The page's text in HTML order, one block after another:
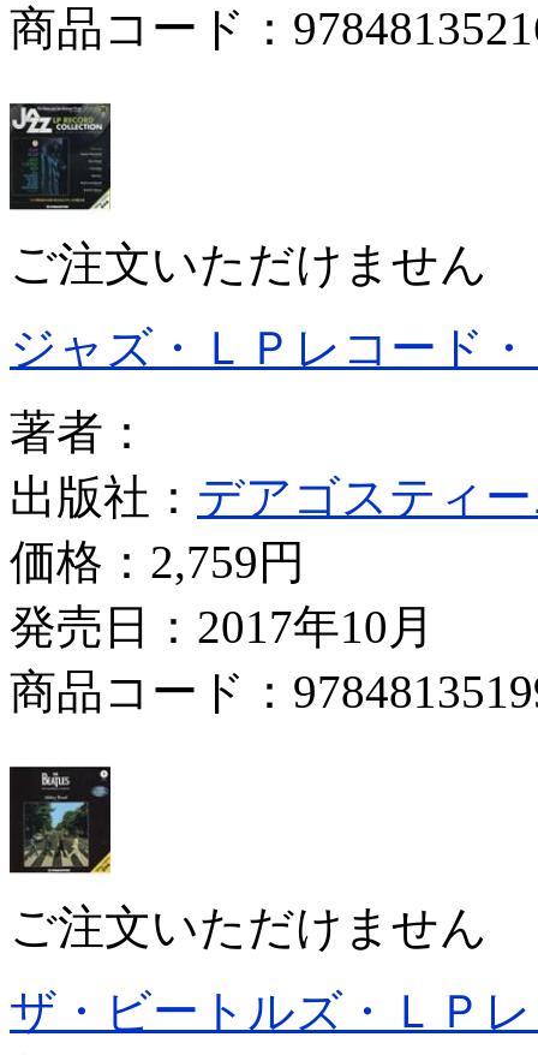
商品コード：
ご注文いただけません
ジャズ・ＬＰレコード
著者：
出版社： デアゴスティ
価格： 2,759円
発売日：2017年10月
商品コード：
ご注文いただけません
ザ・ビートルズ・ＬＰ